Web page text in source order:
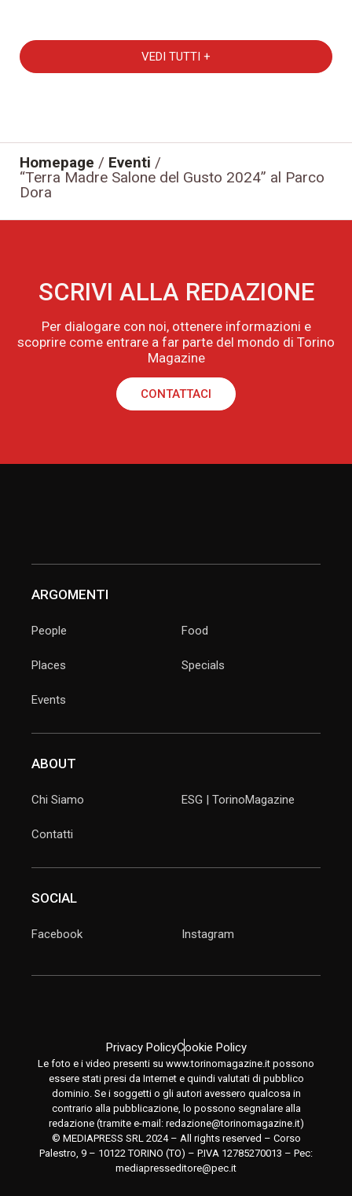
VEDI TUTTI +
Homepage / Eventi /
“Terra Madre Salone del Gusto 2024” al Parco
Dora
SCRIVI ALLA REDAZIONE
Per dialogare con noi, ottenere informazioni e
scoprire come entrare a far parte del mondo di Torino
Magazine
CONTATTACI
ARGOMENTI
People
Places
Events
Food
Specials
ABOUT
Chi Siamo
Contatti
ESG | TorinoMagazine
SOCIAL
Facebook Instagram
Privacy PolicyCookie Policy
Le foto e i video presenti su www.torinomagazine.it possono
essere stati presi da Internet e quindi valutati di pubblico
dominio. Se i soggetti o gli autori avessero qualcosa in
contrario alla pubblicazione, lo possono segnalare alla
redazione (tramite e-mail: redazione@torinomagazine.it)
© MEDIAPRESS SRL 2024 – All rights reserved – Corso
Palestro, 9 – 10122 TORINO (TO) – P.IVA 12785270013 – Pec:
mediapresseditore@pec.it